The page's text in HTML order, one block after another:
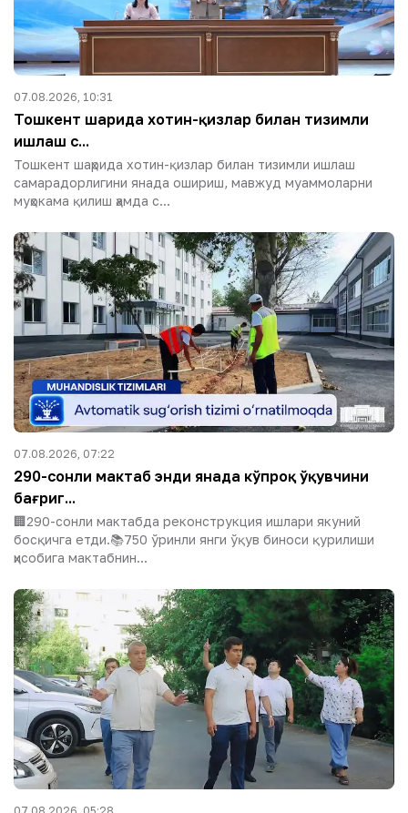
07.08.2026, 10:31
Тошкент шаҳрида хотин-қизлар билан тизимли
ишлаш с...
Тошкент шаҳрида хотин-қизлар билан тизимли ишлаш
самарадорлигини янада ошириш, мавжуд муаммоларни
муҳокама қилиш ҳамда с...
07.08.2026, 07:22
290-сонли мактаб энди янада кўпроқ ўқувчини
бағриг...
🏢290-сонли мактабда реконструкция ишлари якуний
босқичга етди.📚750 ўринли янги ўқув биноси қурилиши
ҳисобига мактабнин...